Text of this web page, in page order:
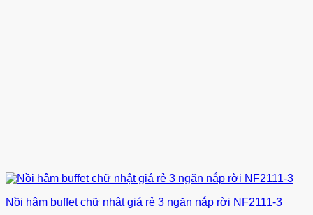
Nồi hâm buffet chữ nhật giá rẻ 3 ngăn nắp rời NF2111-3